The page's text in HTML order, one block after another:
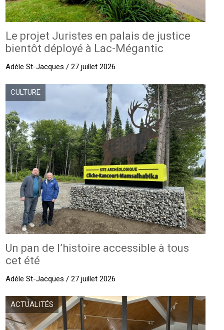
Le projet Juristes en palais de justice
bientôt déployé à Lac-Mégantic
Adèle St-Jacques / 27 juillet 2026
CULTURE
Un pan de l’histoire accessible à tous
cet été
Adèle St-Jacques / 27 juillet 2026
ACTUALITÉS